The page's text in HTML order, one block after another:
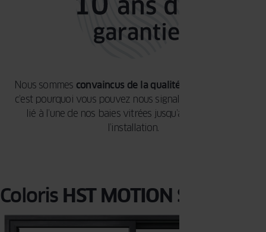
Nous sommes convaincus de la qualité de nos produits
c’est pourquoi vous pouvez nous signaler tout problème
lié à l’une de nos baies vitrées jusqu’à
l’installation.
Coloris HST MOTION S